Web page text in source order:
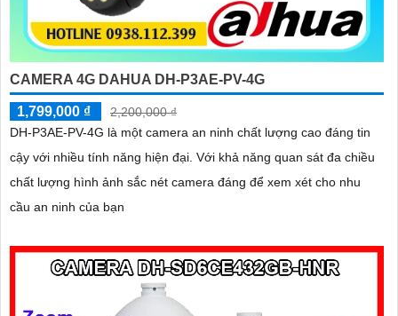
CAMERA 4G DAHUA DH-P3AE-PV-4G
1,799,000 ₫
2,200,000 ₫
DH-P3AE-PV-4G là một camera an ninh chất lượng cao đáng tin
cậy với nhiều tính năng hiện đại. Với khả năng quan sát đa chiều
chất lượng hình ảnh sắc nét camera đáng để xem xét cho nhu
cầu an ninh của bạn